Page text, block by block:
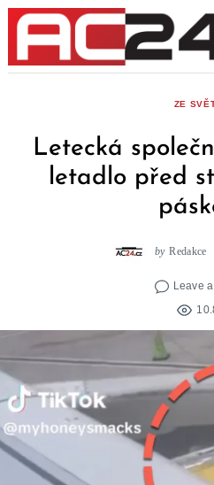
Skip
content
ZE
Letecká
letadlo před
by Redakce
Leave